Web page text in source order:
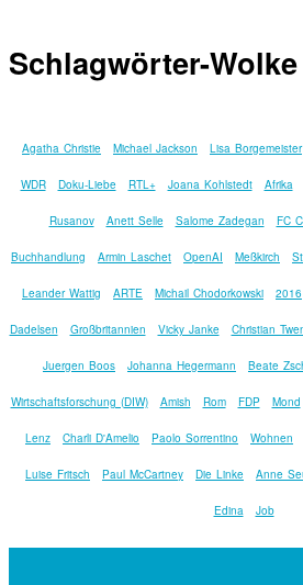
Schlagwörter-Wolke
Agatha Christie Michael Jackson Lisa Borgemeister
WDR Doku-Liebe RTL+ Joana Kohlstedt Afrika
Rusanov Anett Selle Salome Zadegan FC
Buchhandlung Armin Laschet OpenAI Meßkirch
Leander Wattig ARTE Michail Chodorkowski 2016
Dadelsen Großbritannien Vicky Janke Christian
Juergen Boos Johanna Hegermann Beate
Wirtschaftsforschung (DIW) Amish Rom FDP Mond
Lenz Charli D'Amelio Paolo Sorrentino Wohnen
Luise Fritsch Paul McCartney Die Linke Anne
Edina Job